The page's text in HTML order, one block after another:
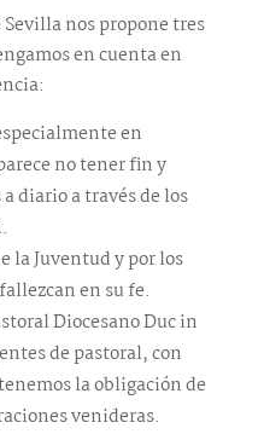
nos propone tres
en cuenta en
en
no tener fin y
diario a través de los
la Juventud y por los
en su fe.
Diocesano Duc in
de pastoral, con
la obligación de
venideras.